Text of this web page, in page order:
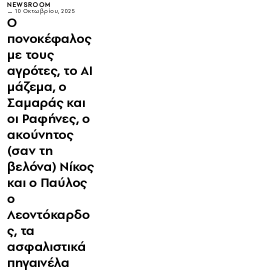
NEWSROOM
10 Οκτωβρίου, 2025
Ο
πονοκέφαλος
με τους
αγρότες, το AI
μάζεμα, ο
Σαμαράς και
οι Ραφήνες, ο
ακούνητος
(σαν τη
βελόνα) Νίκος
και ο Παύλος
ο
Λεοντόκαρδο
ς, τα
ασφαλιστικά
πηγαινέλα